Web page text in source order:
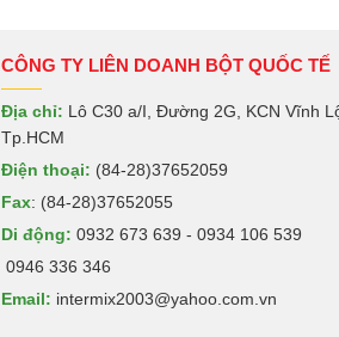
CÔNG TY LIÊN DOANH BỘT QUỐC TẾ
Địa chỉ: Lô C30 a/I, Đường 2G, KCN Vĩnh
Tp.HCM
Điện thoại: (84-28)37652059
Fax: (84-28)37652055
Di động: 0932 673 639 - 0934 106 539
0946 336 346
Email: intermix2003@yahoo.com.vn